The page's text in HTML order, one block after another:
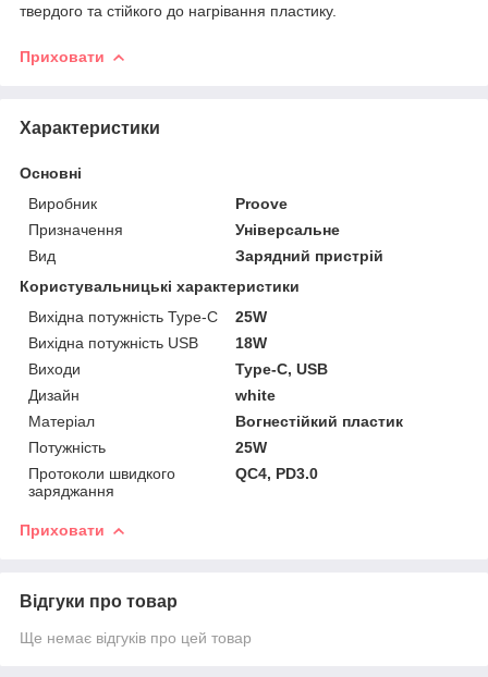
твердого та стійкого до нагрівання пластику.
Приховати
Характеристики
Основні
Виробник
Proove
Призначення
Універсальне
Вид
Зарядний пристрій
Користувальницькі характеристики
Вихідна потужність Type-C
25W
Вихідна потужність USB
18W
Виходи
Type-C, USB
Дизайн
white
Матеріал
Вогнестійкий пластик
Потужність
25W
Протоколи швидкого
заряджання
QC4, PD3.0
Приховати
Відгуки про товар
Ще немає відгуків про цей товар